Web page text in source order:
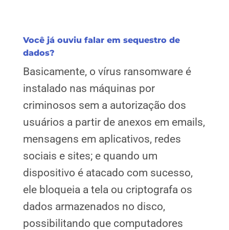
Você já ouviu falar em sequestro de
dados?
Basicamente, o vírus ransomware é
instalado nas máquinas por
criminosos sem a autorização dos
usuários a partir de anexos em emails,
mensagens em aplicativos, redes
sociais e sites; e quando um
dispositivo é atacado com sucesso,
ele bloqueia a tela ou criptografa os
dados armazenados no disco,
possibilitando que computadores